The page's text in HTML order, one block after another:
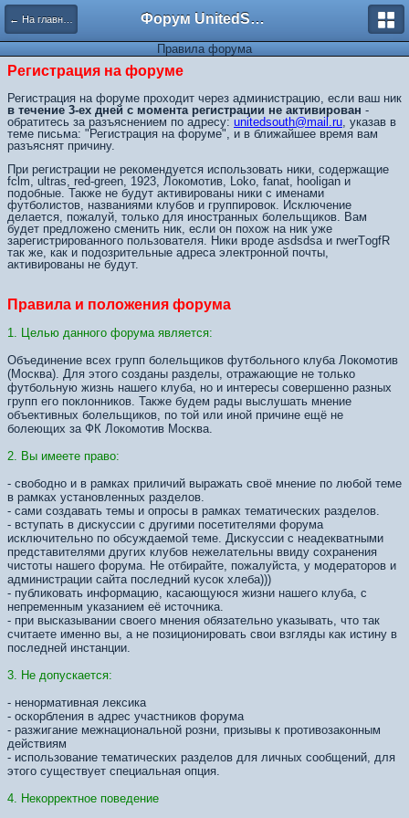
← На главную Форум UnitedSouth
Правила форума
Регистрация на форуме
Регистрация на форуме проходит через администрацию, если ваш ник
в течение 3-ех дней с момента регистрации не активирован -
обратитесь за разъяснением по адресу: unitedsouth@mail.ru, указав в
теме письма: "Регистрация на форуме", и в ближайшее время вам
разъяснят причину.
При регистрации не рекомендуется использовать ники, содержащие
fclm, ultras, red-green, 1923, Локомотив, Loko, fanat, hooligan и
подобные. Также не будут активированы ники с именами
футболистов, названиями клубов и группировок. Исключение
делается, пожалуй, только для иностранных болельщиков. Вам
будет предложено сменить ник, если он похож на ник уже
зарегистрированного пользователя. Ники вроде asdsdsa и rwerTоgfR
так же, как и подозрительные адреса электронной почты,
активированы не будут.
Правила и положения форума
1. Целью данного форума является:
Объединение всех групп болельщиков футбольного клуба Локомотив
(Москва). Для этого созданы разделы, отражающие не только
футбольную жизнь нашего клуба, но и интересы совершенно разных
групп его поклонников. Также будем рады выслушать мнение
объективных болельщиков, по той или иной причине ещё не
болеющих за ФК Локомотив Москва.
2. Вы имеете право:
- свободно и в рамках приличий выражать своё мнение по любой теме
в рамках установленных разделов.
- сами создавать темы и опросы в рамках тематических разделов.
- вступать в дискуссии с другими посетителями форума
исключительно по обсуждаемой теме. Дискуссии с неадекватными
представителями других клубов нежелательны ввиду сохранения
чистоты нашего форума. Не отбирайте, пожалуйста, у модераторов и
администрации сайта последний кусок хлеба)))
- публиковать информацию, касающуюся жизни нашего клуба, с
непременным указанием её источника.
- при высказывании своего мнения обязательно указывать, что так
считаете именно вы, а не позиционировать свои взгляды как истину в
последней инстанции.
3. Не допускается:
- ненормативная лексика
- оскорбления в адрес участников форума
- разжигание межнациональной розни, призывы к противозаконным
действиям
- использование тематических разделов для личных сообщений, для
этого существует специальная опция.
4. Некорректное поведение